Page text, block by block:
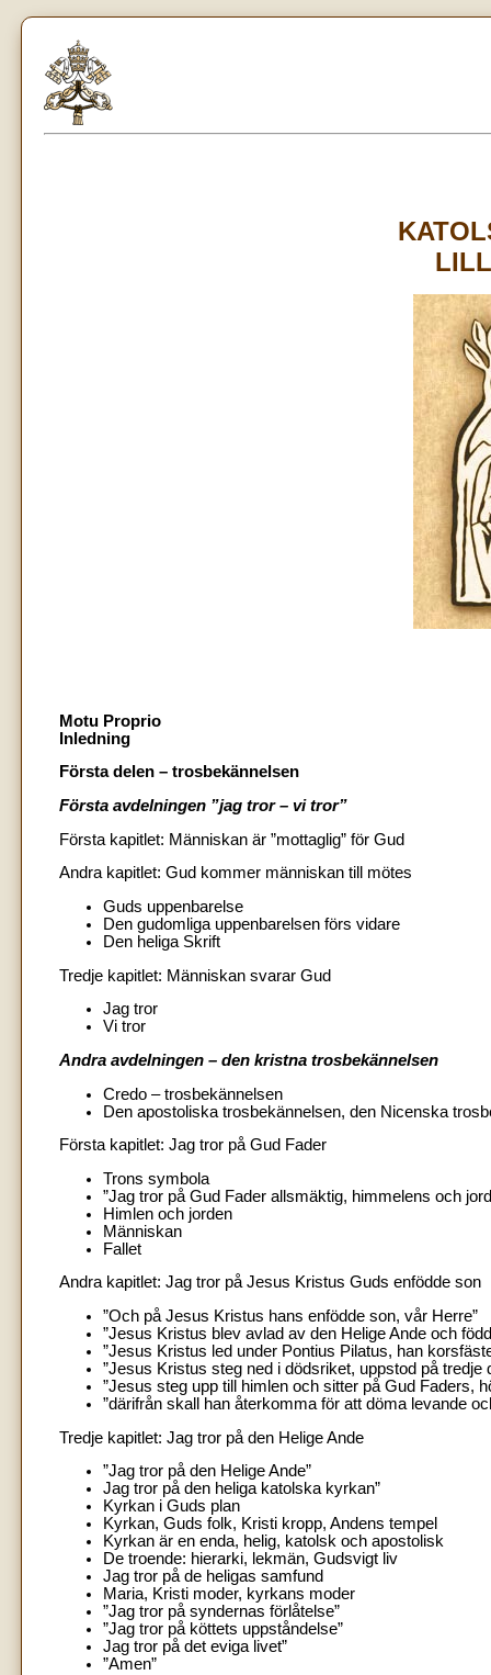
Motu Proprio
Inledning
Första delen – trosbekännelsen
Första avdelningen ”jag tror – vi tror”
Första kapitlet: Människan är ”mottaglig” för Gud
Andra kapitlet: Gud kommer människan till mötes
Guds uppenbarelse
Den gudomliga uppenbarelsen förs vidare
Den heliga Skrift
Tredje kapitlet: Människan svarar Gud
Jag tror
Vi tror
Andra avdelningen – den kristna trosbekännelsen
Credo – trosbekännelsen
Den apostoliska trosbekännelsen, den Nicenska
Första kapitlet: Jag tror på Gud Fader
Trons symbola
”Jag tror på Gud Fader allsmäktig, himmelens och
Himlen och jorden
Människan
Fallet
Andra kapitlet: Jag tror på Jesus Kristus Guds enfödde son
”Och på Jesus Kristus hans enfödde son, vår Herre”
”Jesus Kristus blev avlad av den Helige Ande och
”Jesus Kristus led under Pontius Pilatus, han
”Jesus Kristus steg ned i dödsriket, uppstod på tredje
”Jesus steg upp till himlen och sitter på Gud Faders,
”därifrån skall han återkomma för att döma levande
Tredje kapitlet: Jag tror på den Helige Ande
”Jag tror på den Helige Ande”
Jag tror på den heliga katolska kyrkan”
Kyrkan i Guds plan
Kyrkan, Guds folk, Kristi kropp, Andens tempel
Kyrkan är en enda, helig, katolsk och apostolisk
De troende: hierarki, lekmän, Gudsvigt liv
Jag tror på de heligas samfund
Maria, Kristi moder, kyrkans moder
”Jag tror på syndernas förlåtelse”
”Jag tror på köttets uppståndelse”
Jag tror på det eviga livet”
”Amen”